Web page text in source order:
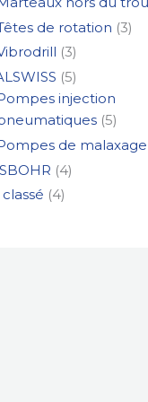
de rotation 3
3
5
injection
5
de malaxage
4
4